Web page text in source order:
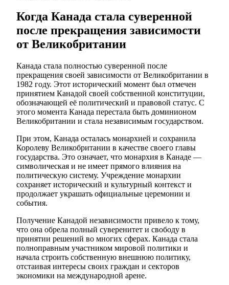
Когда Канада стала суверенной
после прекращения зависимости
от Великобритании
Канада стала полностью суверенной после
прекращения своей зависимости от Великобритании в
1982 году. Этот исторический момент был отмечен
принятием Канадой своей собственной конституции,
обозначающей её политический и правовой статус. С
этого момента Канада перестала быть доминионом
Великобритании и стала независимым государством.
При этом, Канада осталась монархией и сохранила
Королеву Великобритании в качестве своего главы
государства. Это означает, что монархия в Канаде —
символическая и не имеет прямого влияния на
политическую систему. Учреждение монархии
сохраняет исторический и культурный контекст и
продолжает украшать официальные церемонии и
события.
Получение Канадой независимости привело к тому,
что она обрела полный суверенитет и свободу в
принятии решений во многих сферах. Канада стала
полноправным участником мировой политики и
начала строить собственную внешнюю политику,
отстаивая интересы своих граждан и секторов
экономики на международной арене.